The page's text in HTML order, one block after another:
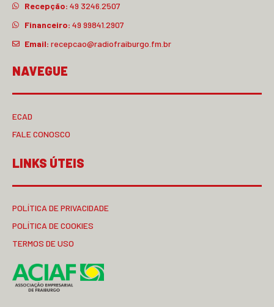
Recepção: 49 3246.2507
Financeiro: 49 99841.2907
Email: recepcao@radiofraiburgo.fm.br
NAVEGUE
ECAD
FALE CONOSCO
LINKS ÚTEIS
POLÍTICA DE PRIVACIDADE
POLÍTICA DE COOKIES
TERMOS DE USO